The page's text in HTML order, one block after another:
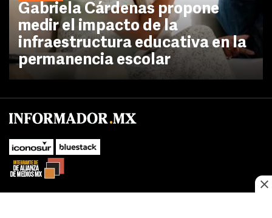
Gabriela Cárdenas propone
medir el impacto de la
infraestructura educativa en la
permanencia escolar